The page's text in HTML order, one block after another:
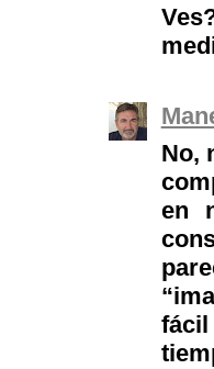
No,
en